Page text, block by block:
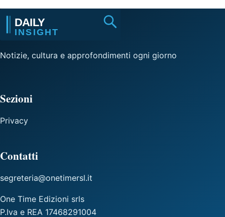
Notizie, cultura e approfondimenti ogni giorno
Sezioni
Privacy
Contatti
segreteria@onetimersl.it
One Time Edizioni srls
P.Iva e REA 17468291004